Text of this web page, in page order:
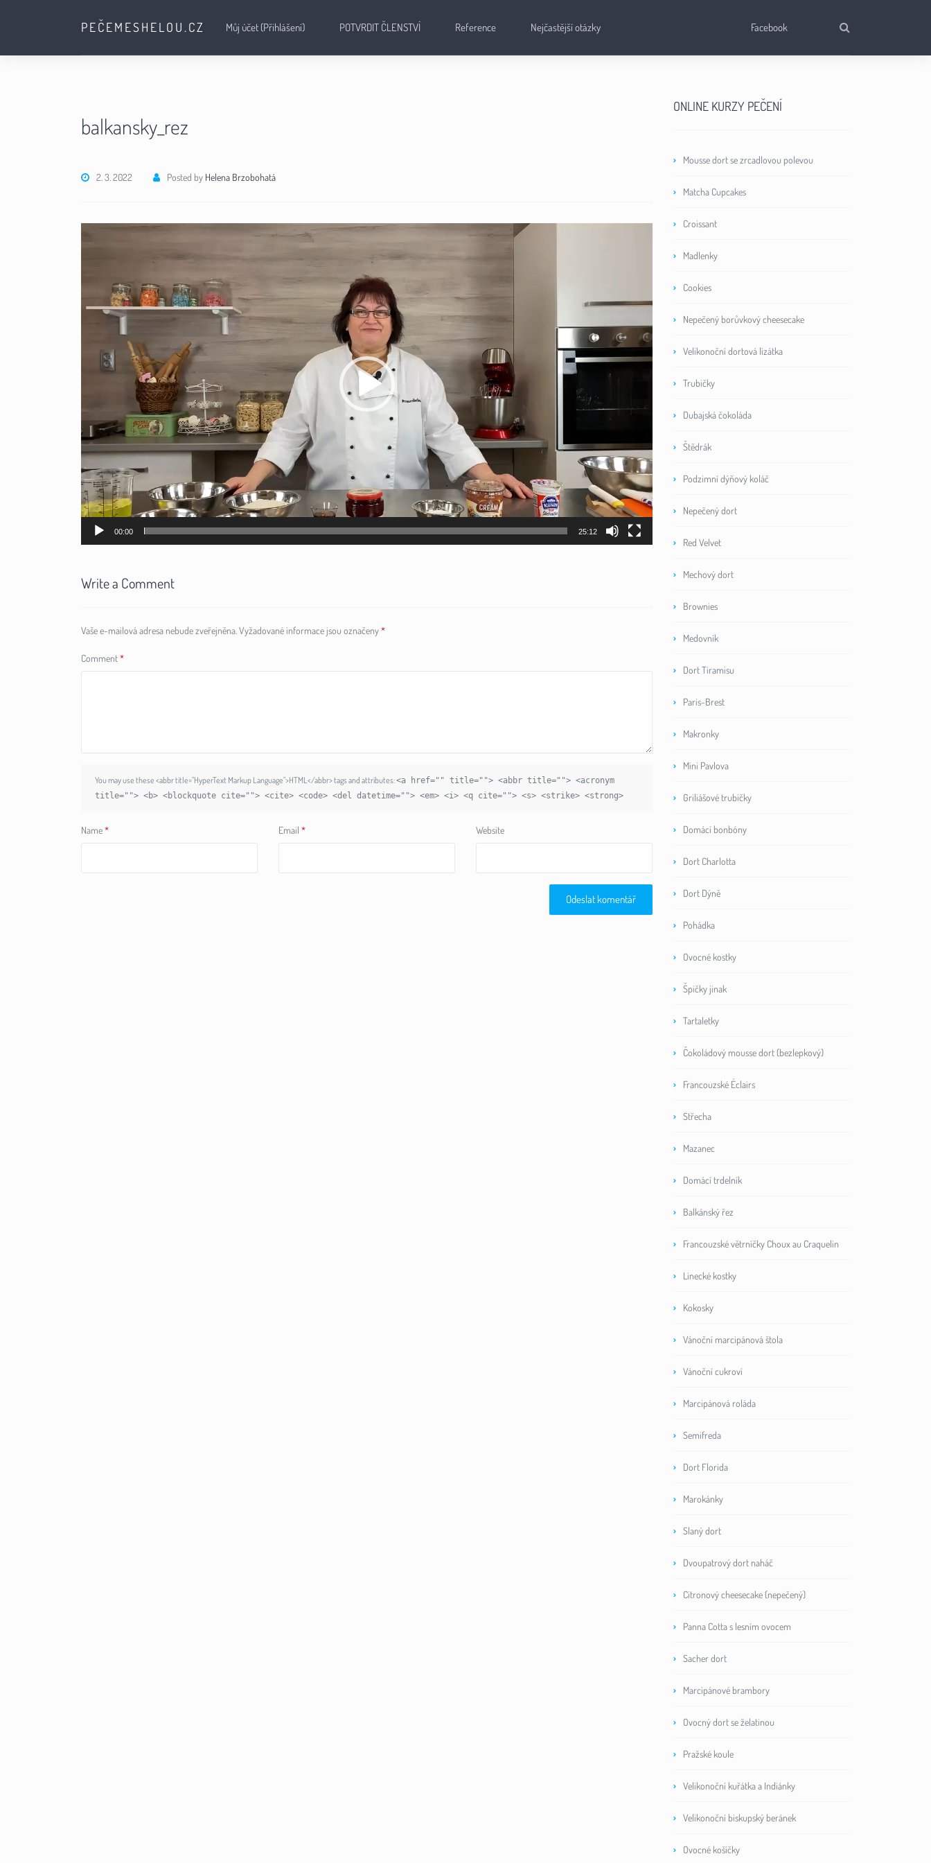
PEČEMESHELOU.CZ Můj účet (Přihlášení) POTVRDIT ČLENSTVÍ Reference Nejčastější otázky Facebook
balkansky_rez
2. 3. 2022 Posted by Helena Brzobohatá
00:00 25:12
Write a Comment
Vaše e-mailová adresa nebude zveřejněna. Vyžadované informace jsou označeny*
Comment*
You may use these <abbr title="HyperText Markup Language">HTML</abbr> tags and attributes:<a href="" title=""> <abbr title=""> <acronym
title=""> <b> <blockquote cite=""> <cite> <code> <del datetime=""> <em> <i> <q cite=""> <s> <strike> <strong>
Name* Email * Website
ONLINE KURZY PEČENÍ
Mousse dort se zrcadlovou polevou
Matcha Cupcakes
Croissant
Madlenky
Cookies
Nepečený borůvkový cheesecake
Velikonoční dortová lízátka
Trubičky
Dubajská čokoláda
Štědrák
Podzimní dýňový koláč
Nepečený dort
Red Velvet
Mechový dort
Brownies
Medovník
Dort Tiramisu
Paris-Brest
Makronky
Mini Pavlova
Griliášové trubičky
Domácí bonbóny
Dort Charlotta
Dort Dýně
Pohádka
Ovocné kostky
Špičky jinak
Tartaletky
Čokoládový mousse dort (bezlepkový)
Francouzské Éclairs
Střecha
Mazanec
Domácí trdelník
Balkánský řez
Francouzské větrníčky Choux au Craquelin
Linecké kostky
Kokosky
Vánoční marcipánová štola
Vánoční cukroví
Marcipánová roláda
Semifreda
Dort Florida
Marokánky
Slaný dort
Dvoupatrový dort naháč
Citronový cheesecake (nepečený)
Panna Cotta s lesním ovocem
Sacher dort
Marcipánové brambory
Ovocný dort se želatinou
Pražské koule
Velikonoční kuřátka a Indiánky
Velikonoční biskupský beránek
Ovocné košíčky